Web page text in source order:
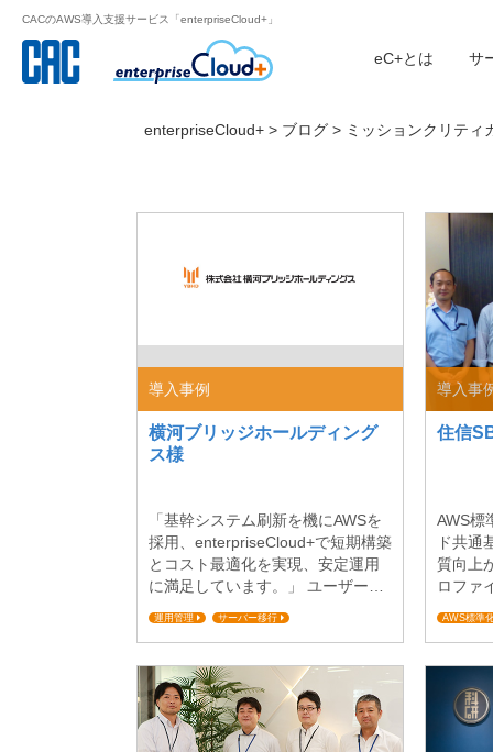
CACのAWS導入支援サービス「enterpriseCloud+」
eC+とは サ
enterpriseCloud+ > ブログ > ミッションクリティ
導入事例
横河ブリッジホールディング
ス様
「基幹システム刷新を機にAWSを
採用、enterpriseCloud+で短期構築
とコスト最適化を実現、安定運用
に満足しています。」 ユーザー企
への奉仕と健全経営」を企業理念
とし、安全で高品質な社会インフ
ラの提供を通じて社会に貢献する
ことを使命としています。横河ブ
運用管理
サーバー移行
導入事
住信
AWS標
ド共通
質向上
ロファ
以来、
ではわ
専業銀
AWS標準